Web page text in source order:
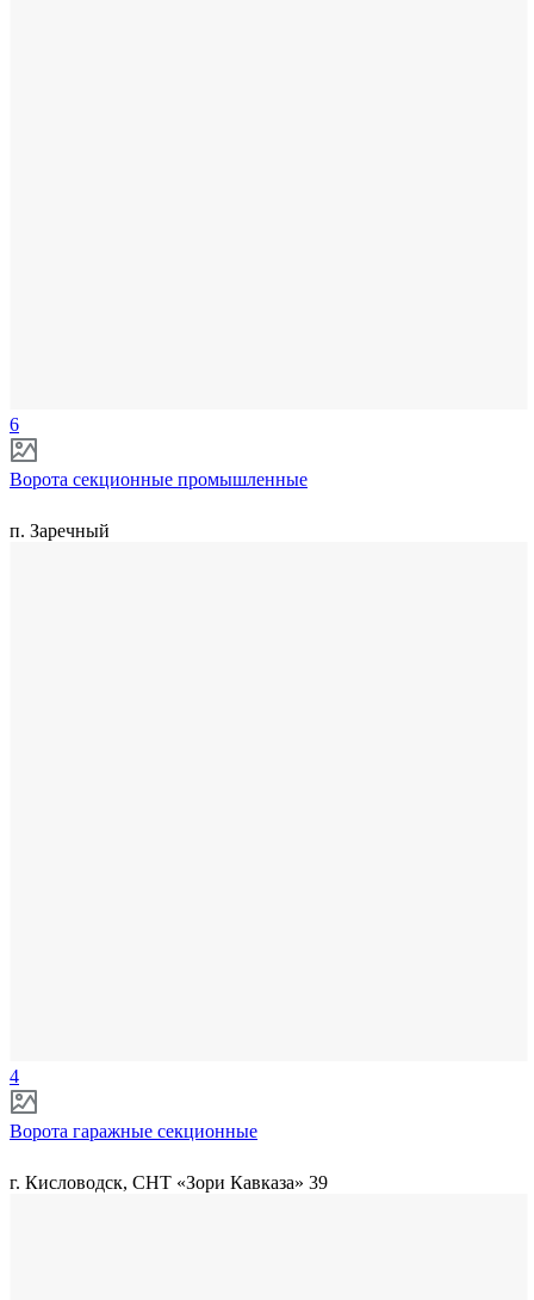
6
Ворота секционные промышленные
п. Заречный
4
Ворота гаражные секционные
г. Кисловодск, СНТ «Зори Кавказа» 39